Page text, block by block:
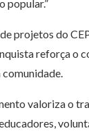
popular.”
projetos do
reforça o
valoriza o